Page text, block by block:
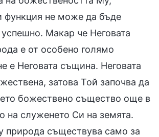
функция не може да бъде
Макар че Неговата
е от особено голямо
е Неговата същина. Неговата
затова Той започва да
божествено същество още в
на служенето Си на земята.
природа съществува само за